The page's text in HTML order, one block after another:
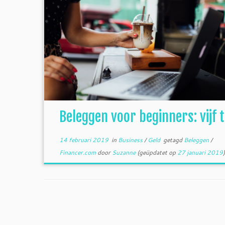
Beleggen voor beginners: vijf
14 februari 2019in Business/Geld getagdBeleggen/
Financer.com doorSuzanne(geüpdatet op 27 januari 2019)